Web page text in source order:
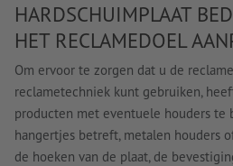
HARDSCHUIMPLAAT
HET RECLAMEDOEL
Om ervoor te zorgen dat u de
reclametechniek kunt gebruiken,
producten met eventuele houders te
hangertjes betreft, metalen houders
de hoeken van de plaat, de